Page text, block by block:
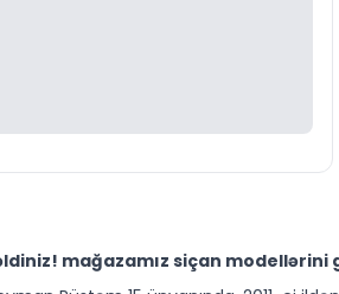
mağazamız siçan